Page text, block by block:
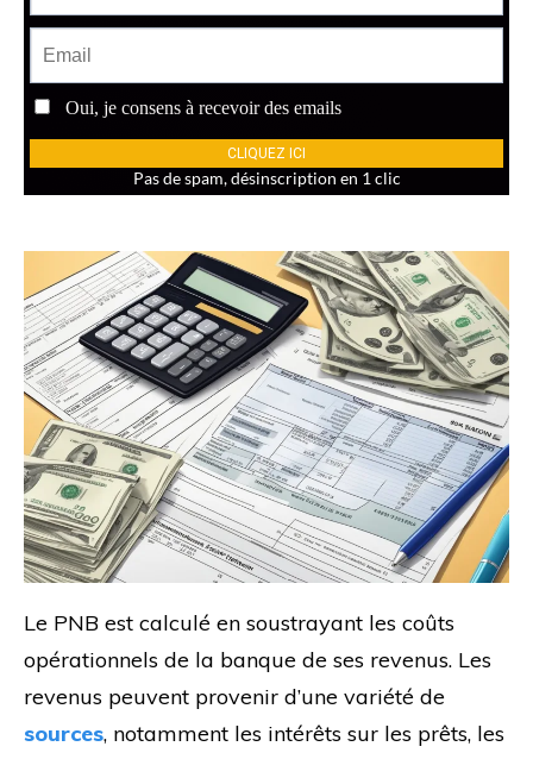
Le PNB est calculé en soustrayant les coûts
opérationnels de la banque de ses revenus. Les
revenus peuvent provenir d’une variété de
sources, notamment les intérêts sur les prêts, les